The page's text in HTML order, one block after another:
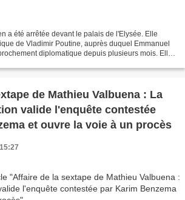
a été arrêtée devant le palais de l'Elysée. Elle
de Vladimir Poutine, auprès duquel Emmanuel
diplomatique depuis plusieurs mois. Elle
de Mathieu Valbuena : La
valide l'enquête contestée
et ouvre la voie à un procès